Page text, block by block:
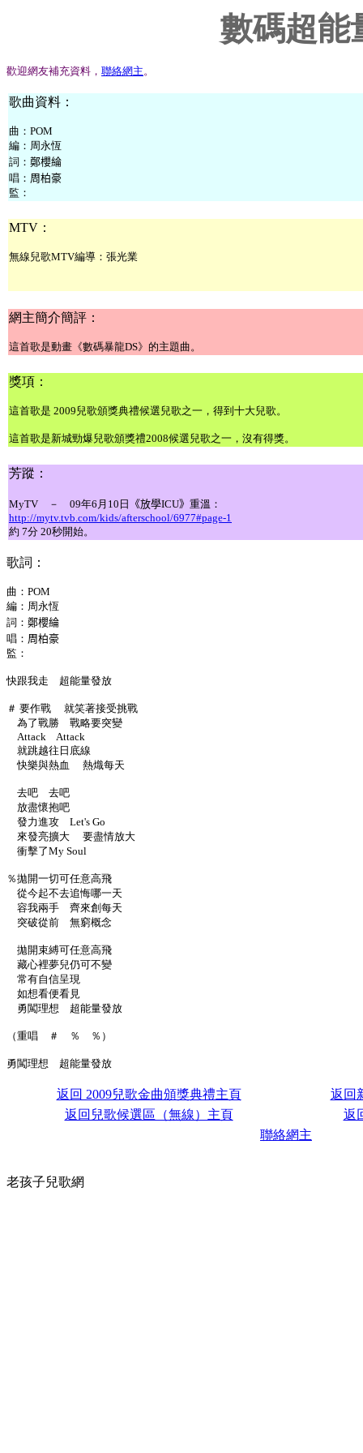
數碼超能
歡迎網友補充資料， 聯絡網主。
歌曲資料：
曲： POM
編： 周永恆
詞： 鄭櫻綸
唱： 周柏豪
監：
MTV：
無線兒歌MTV編導： 張光業
網主簡介簡評：
這首歌是動畫《數碼暴龍DS》的主題曲。
獎項：
這首歌是 2009兒歌頒獎典禮候選兒歌之一，得到十大兒歌。
這首歌是新城勁爆兒歌頒獎禮2008候選兒歌之一，沒有得獎。
芳蹤：
MyTV － 09年6月10日 《放學ICU》 重溫：
http://mytv.tvb.com/kids/afterschool/6977#page-1
約 7分 20秒開始。
歌詞：
曲： POM
編： 周永恆
詞： 鄭櫻綸
唱： 周柏豪
監：
快跟我走 超能量發放
＃ 要作戰 就笑著接受挑戰
為了戰勝 戰略要突變
Attack Attack
就跳越往日底線
快樂與熱血 熱熾每天
去吧 去吧
放盡懷抱吧
發力進攻 Let's Go
來發亮擴大 要盡情放大
衝擊了My Soul
％拋開一切可任意高飛
從今起不去追悔哪一天
容我兩手 齊來創每天
突破從前 無窮概念
拋開束縛可任意高飛
藏心裡夢兒仍可不變
常有自信呈現
如想看便看見
勇闖理想 超能量發放
（重唱 ＃ ％ ％）
勇闖理想 超能量發放
返回 2009兒歌金曲頒獎典禮主頁 返回
返回兒歌候選區（無線）主頁
返
聯絡網主
老孩子兒歌網